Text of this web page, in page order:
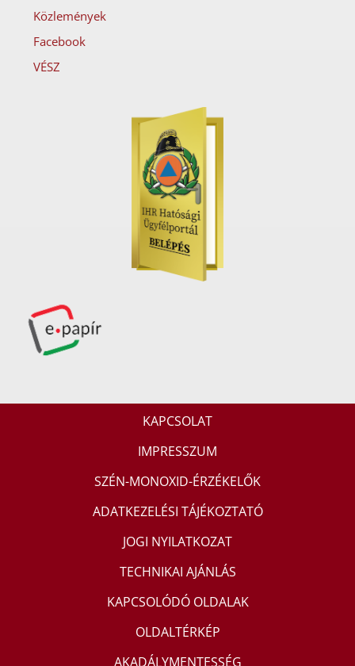
Közlemények
Facebook
VÉSZ
KAPCSOLAT
IMPRESSZUM
SZÉN-MONOXID-ÉRZÉKELŐK
ADATKEZELÉSI TÁJÉKOZTATÓ
JOGI NYILATKOZAT
TECHNIKAI AJÁNLÁS
KAPCSOLÓDÓ OLDALAK
OLDALTÉRKÉP
AKADÁLYMENTESSÉG